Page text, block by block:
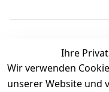
Ihre
Wir verwenden
unserer Website und